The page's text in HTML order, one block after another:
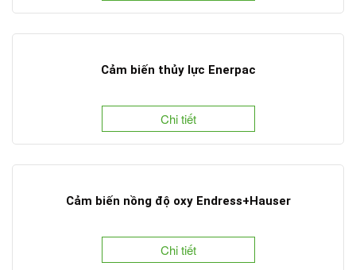
Cảm biến thủy lực Enerpac
Chi tiết
Cảm biến nồng độ oxy Endress+Hauser
Chi tiết